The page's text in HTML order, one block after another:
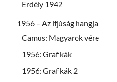
Erdély 1942
1956 – Az ifjúság hangja
Camus: Magyarok vére
1956: Grafikák
1956: Grafikák 2